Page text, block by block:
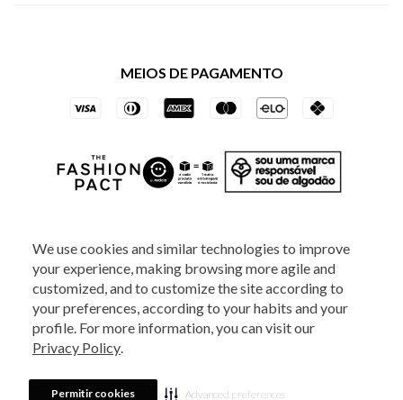
We use cookies and similar technologies to improve
your experience, making browsing more agile and
customized, and to customize the site according to
your preferences, according to your habits and your
profile. For more information, you can visit our
Privacy Policy.
Permitir cookies Advanced preferences
Trocas e Devoluções
Vai de Visa
Azul Fidelidade
MEIOS DE PAGAMENTO
2025 - Veste S.A Estilo. Todos os direitos reservados - A loja Estoque reserva-
se no direito de corrigir ou alterar informações como: preços, promoções e
880 5520.Horário de Atendimento:
Sábados das 8h às 14h, exceto feriados. Veste S.A Estilo. Rua Othão, 405, Vila